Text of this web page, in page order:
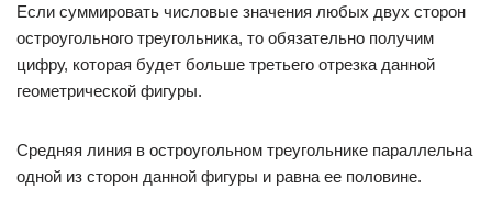
Если суммировать числовые значения любых двух сторон
остроугольного треугольника, то обязательно получим
цифру, которая будет больше третьего отрезка данной
геометрической фигуры.
Средняя линия в остроугольном треугольнике параллельна
одной из сторон данной фигуры и равна ее половине.